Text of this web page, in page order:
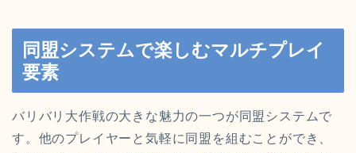
同盟システムで楽しむマルチプレイ
要素
バリバリ大作戦の大きな魅力の一つが同盟システムで
す。他のプレイヤーと気軽に同盟を組むことができ、